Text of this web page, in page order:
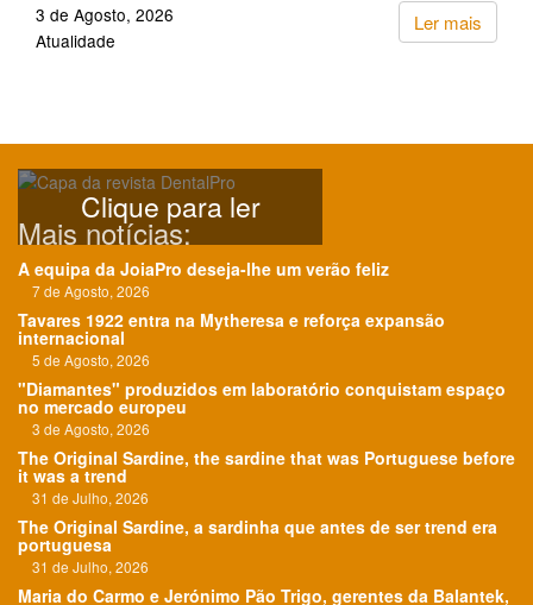
Ler mais
3 de Agosto, 2026
Atualidade
Clique para ler
Mais notícias:
A equipa da JoiaPro deseja-lhe um verão feliz
7 de Agosto, 2026
Tavares 1922 entra na Mytheresa e reforça expansão
internacional
5 de Agosto, 2026
"Diamantes" produzidos em laboratório conquistam espaço
no mercado europeu
3 de Agosto, 2026
The Original Sardine, the sardine that was Portuguese before
it was a trend
31 de Julho, 2026
The Original Sardine, a sardinha que antes de ser trend era
portuguesa
31 de Julho, 2026
Maria do Carmo e Jerónimo Pão Trigo, gerentes da Balantek,